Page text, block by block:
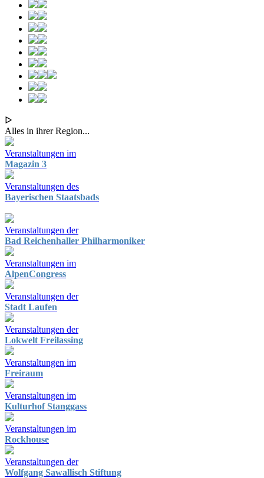
ᐅ
Alles in ihrer Region...
Veranstaltungen im
Magazin 3
Veranstaltungen des
Bayerischen Staatsbads
Veranstaltungen der
Bad Reichenhaller Philharmoniker
Veranstaltungen im
AlpenCongress
Veranstaltungen der
Stadt Laufen
Veranstaltungen der
Lokwelt Freilassing
Veranstaltungen im
Freiraum
Veranstaltungen im
Kulturhof Stanggass
Veranstaltungen im
Rockhouse
Veranstaltungen der
Wolfgang Sawallisch Stiftung